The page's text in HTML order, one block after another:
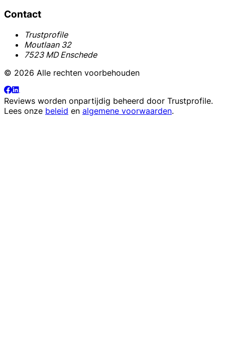
Contact
Trustprofile
Moutlaan 32
7523 MD Enschede
© 2026 Alle rechten voorbehouden
Reviews worden onpartijdig beheerd door Trustprofile.
Lees onze beleid en algemene voorwaarden.